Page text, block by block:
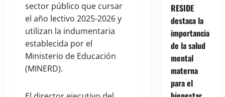
sector público que cursar
el año lectivo 2025-2026 y
utilizan la indumentaria
establecida por el
Ministerio de Educación
(MINERD).
RESIDE
destaca la
importancia
de la salud
mental
materna
para el